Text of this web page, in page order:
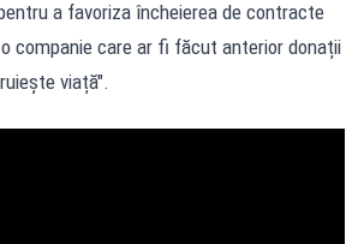
a favoriza încheierea de contracte
companie care ar fi făcut anterior donații
viață".